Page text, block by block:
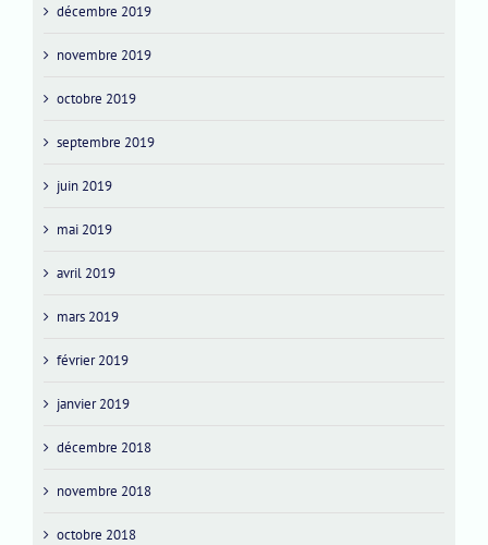
décembre 2019
novembre 2019
octobre 2019
septembre 2019
juin 2019
mai 2019
avril 2019
mars 2019
février 2019
janvier 2019
décembre 2018
novembre 2018
octobre 2018